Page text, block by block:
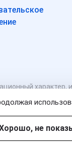
характер,
не